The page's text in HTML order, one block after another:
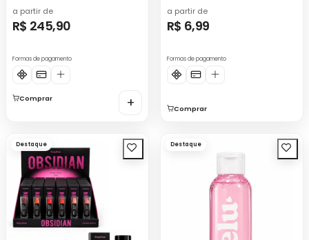
a partir de
R$ 245,90
Formas de pagamento
Comprar +
a partir de
R$ 6,99
Formas de pagamento
Comprar
Destaque Destaque